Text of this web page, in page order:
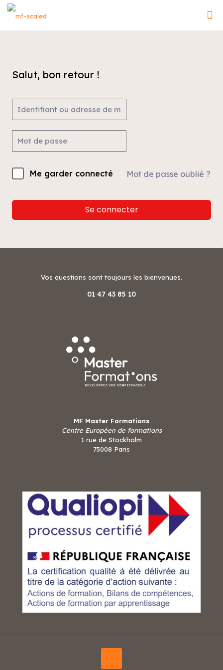
Salut, bon retour !
Me garder connecté Mot de passe oublié ?
Se connecter
Vos questions sont toujours les bienvenues.
01 47 43 85 10
MF Master Formations
Centre Européen de formations
1 rue de Stockholm
75008 Paris